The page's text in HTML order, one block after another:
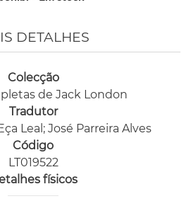
DETALHES
Colecção
de Jack London
Tradutor
Leal; José Parreira Alves
Código
LT019522
físicos